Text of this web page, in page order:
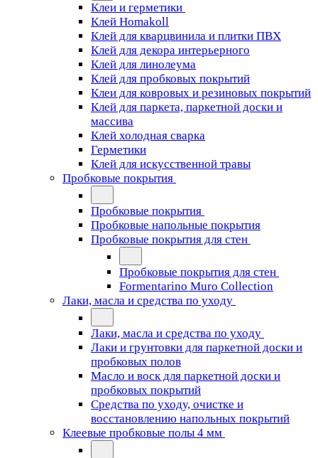
Клеи и герметики
Клей Homakoll
Клей для кварцвинила и плитки ПВХ
Клей для декора интерьерного
Клей для линолеума
Клей для пробковых покрытий
Клеи для ковровых и резиновых покрытий
Клей для паркета, паркетной доски и
массива
Клей холодная сварка
Герметики
Клей для искусственной травы
Пробковые покрытия
Пробковые покрытия
Пробковые напольные покрытия
Пробковые покрытия для стен
Пробковые покрытия для стен
Formentarino Muro Collection
Лаки, масла и средства по уходу
Лаки, масла и средства по уходу
Лаки и грунтовки для паркетной доски и
пробковых полов
Масло и воск для паркетной доски и
пробковых покрытий
Средства по уходу, очистке и
восстановлению напольных покрытий
Клеевые пробковые полы 4 мм